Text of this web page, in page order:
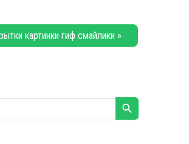
картинки гиф смайлики »